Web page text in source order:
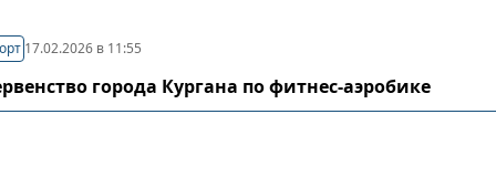
17.02.2026 в 11:55
города Кургана по фитнес-аэробике